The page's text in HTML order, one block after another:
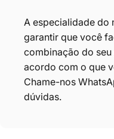
A especialidade do
garantir que você
combinação do
acordo com o que
Chame-nos
dúvidas.